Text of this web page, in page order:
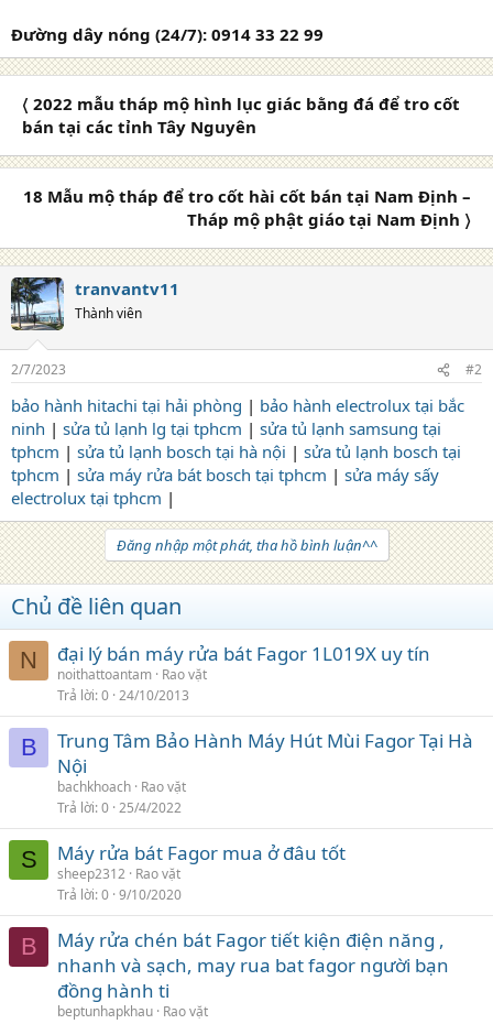
Đường dây nóng (24/7): 0914 33 22 99
〈 2022 mẫu tháp mộ hình lục giác bằng đá để tro cốt
bán tại các tỉnh Tây Nguyên
18 Mẫu mộ tháp để tro cốt hài cốt bán tại Nam Định –
Tháp mộ phật giáo tại Nam Định 〉
tranvantv11
Thành viên
2/7/2023 #2
bảo hành hitachi tại hải phòng | bảo hành electrolux tại bắc
ninh | sửa tủ lạnh lg tại tphcm | sửa tủ lạnh samsung tại
tphcm | sửa tủ lạnh bosch tại hà nội | sửa tủ lạnh bosch tại
tphcm | sửa máy rửa bát bosch tại tphcm | sửa máy sấy
electrolux tại tphcm |
Đăng nhập một phát, tha hồ bình luận^^
Chủ đề liên quan
N đại lý bán máy rửa bát Fagor 1L019X uy tín
noithattoantam Rao vặt
Trả lời 0 24/10/2013
B
Trung Tâm Bảo Hành Máy Hút Mùi Fagor Tại Hà
Nội
bachkhoach Rao vặt
Trả lời 0 25/4/2022
S Máy rửa bát Fagor mua ở đâu tốt
sheep2312 Rao vặt
Trả lời 0 9/10/2020
B
Máy rửa chén bát Fagor tiết kiện điện năng ,
nhanh và sạch, may rua bat fagor người bạn
đồng hành ti
beptunhapkhau Rao vặt